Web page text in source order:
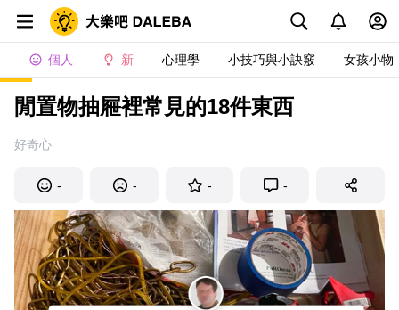
個人 新 心理學 小技巧與小訣竅 女孩小物
閒置物抽屜裡常見的18件東西
好奇心
- - - -